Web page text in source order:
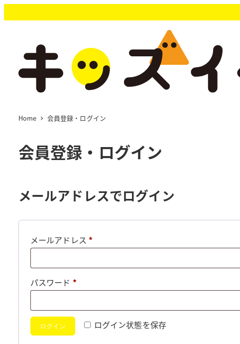
イ
Home 会員登録・ログイン
会員登録・ログイン
メールアドレスでログイン
メールアドレス *必
パスワード *必
ログイン状態を保存
ログイン